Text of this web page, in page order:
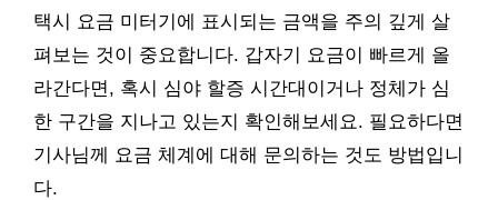
택시 요금 미터기에 표시되는 금액을 주의 깊게 살
펴보는 것이 중요합니다. 갑자기 요금이 빠르게 올
라간다면, 혹시 심야 할증 시간대이거나 정체가 심
한 구간을 지나고 있는지 확인해보세요. 필요하다면
기사님께 요금 체계에 대해 문의하는 것도 방법입니
다.